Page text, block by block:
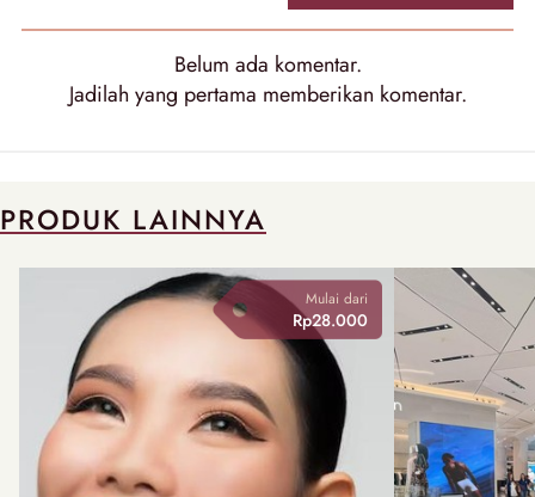
Belum ada komentar.
Jadilah yang pertama memberikan komentar.
PRODUK LAINNYA
Mulai dari
Rp28.000